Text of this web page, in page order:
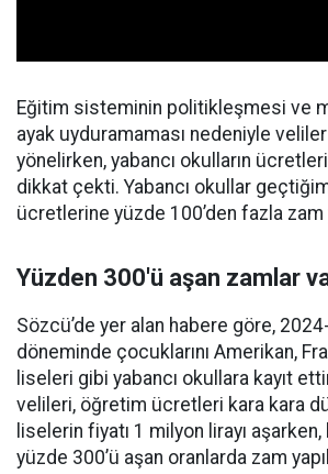
Eğitim sisteminin politikleşmesi ve
ayak uyduramaması nedeniyle
yönelirken, yabancı okulların
dikkat çekti. Yabancı okullar
ücretlerine yüzde 100’den fazla zam
Yüzden 300'ü aşan zamlar
Sözcü’de yer alan habere göre,
döneminde çocuklarını Amerikan,
liseleri gibi yabancı okullara kayıt
velileri, öğretim ücretleri kara kara
liselerin fiyatı 1 milyon lirayı aşarken,
yüzde 300’ü aşan oranlarda zam